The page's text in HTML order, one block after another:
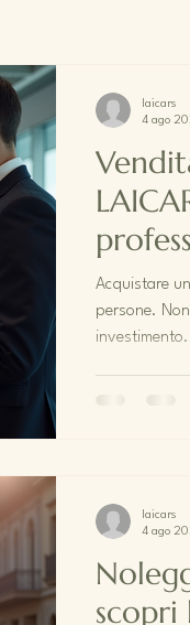
Acquistare
persone.
laicars
4 ago
scopri
laicars
4 ago